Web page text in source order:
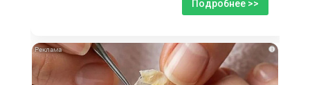
Подробнее >>
i